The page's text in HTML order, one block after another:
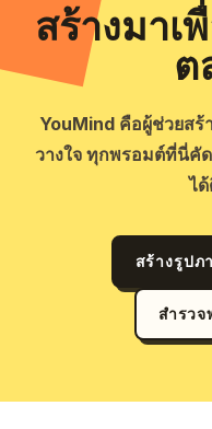
สร้างมาเ
ต
YouMind คือผู้ช่วยสร้
วางใจ ทุกพรอมต์ที่นี่คั
ไ
สร้างรูปภ
สำรวจ